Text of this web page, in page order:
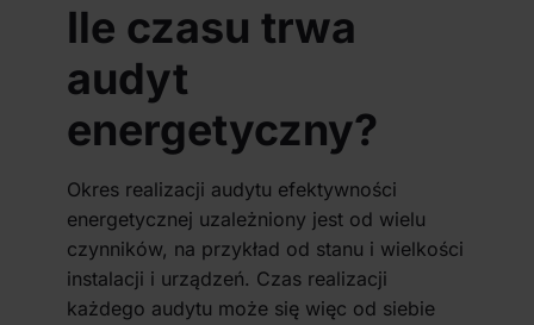
Ile czasu trwa
audyt
energetyczny?
Okres realizacji audytu efektywności
energetycznej uzależniony jest od wielu
czynników, na przykład od stanu i wielkości
instalacji i urządzeń. Czas realizacji
każdego audytu może się więc od siebie